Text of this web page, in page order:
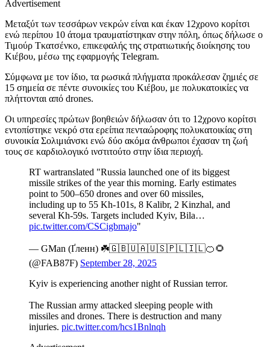
Advertisement
Μεταξύτ των τεσσάρων νεκρών είναι και έκαν 12χρονο κορίτσι
ενώ περίπου 10 άτομα τραυματίστηκαν στην πόλη, όπως δήλωσε ο
Τιμούρ Τκατσένκο, επικεφαλής της στρατιωτικής διοίκησης του
Κιέβου, μέσω της εφαρμογής Telegram.
Σύμφωνα με τον ίδιο, τα ρωσικά πλήγματα προκάλεσαν ζημιές σε
15 σημεία σε πέντε συνοικίες του Κιέβου, με πολυκατοικίες να
πλήττονται από drones.
Οι υπηρεσίες πρώτων βοηθειών δήλωσαν ότι το 12χρονο κορίτσι
εντοπίστηκε νεκρό στα ερείπια πενταώροφης πολυκατοικίας στη
συνοικία Σολιμιάνσκι ενώ δύο ακόμα άνθρωποι έχασαν τη ζωή
τους σε καρδιολογικό ινστιτούτο στην ίδια περιοχή.
RT wartranslated "Russia launched one of its biggest
missile strikes of the year this morning. Early estimates
point to 500–650 drones and over 60 missiles,
including up to 55 Kh-101s, 8 Kalibr, 2 Kinzhal, and
several Kh-59s. Targets included Kyiv, Bila…
pic.twitter.com/CSCigbmajo"
— GMan (Ґленн) ☘️🇬🇧🇺🇦🇺🇸🇵🇱🇮🇱🍊🌻
(@FAB87F) September 28, 2025
Kyiv is experiencing another night of Russian terror.
The Russian army attacked sleeping people with
missiles and drones. There is destruction and many
injuries. pic.twitter.com/hcs1Bnlnqh